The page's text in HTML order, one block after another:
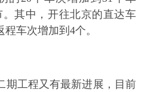
其中，开往北京的直达车
车次增加到4个。
期工程又有最新进展，目前